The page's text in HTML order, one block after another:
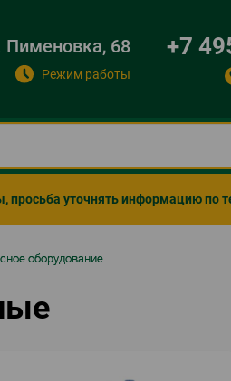
Пименовка, 68
Режим работы
+7
просьба уточнять информацию по
оборудование